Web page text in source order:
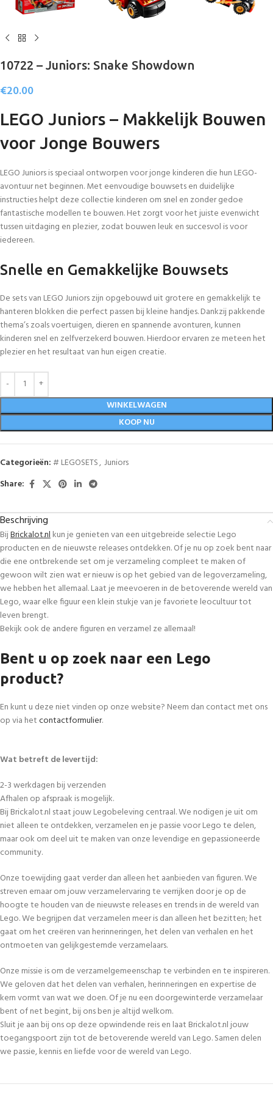
10722 – Juniors: Snake Showdown
€20.00
LEGO Juniors – Makkelijk Bouwen
voor Jonge Bouwers
LEGO Juniors is speciaal ontworpen voor jonge kinderen die hun LEGO-
avontuur net beginnen. Met eenvoudige bouwsets en duidelijke
instructies helpt deze collectie kinderen om snel en zonder gedoe
fantastische modellen te bouwen. Het zorgt voor het juiste evenwicht
tussen uitdaging en plezier, zodat bouwen leuk en succesvol is voor
iedereen.
Snelle en Gemakkelijke Bouwsets
De sets van LEGO Juniors zijn opgebouwd uit grotere en gemakkelijk te
hanteren blokken die perfect passen bij kleine handjes. Dankzij pakkende
thema’s zoals voertuigen, dieren en spannende avonturen, kunnen
kinderen snel en zelfverzekerd bouwen. Hierdoor ervaren ze meteen het
plezier en het resultaat van hun eigen creatie.
WINKELWAGEN
KOOP NU
Categorieën:# LEGOSETS, Juniors
Share:
Beschrijving
BijBrickalot.nlkun je genieten van een uitgebreide selectie Lego
producten en de nieuwste releases ontdekken. Of je nu op zoek bent naar
die ene ontbrekende set om je verzameling compleet te maken of
gewoon wilt zien wat er nieuw is op het gebied van de legoverzameling,
we hebben het allemaal. Laat je meevoeren in de betoverende wereld van
Lego, waar elke figuur een klein stukje van je favoriete leocultuur tot
leven brengt.
Bekijk ook de andere figuren en verzamel ze allemaal!
Bent u op zoek naar een Lego
product?
En kunt u deze niet vinden op onze website? Neem dan contact met ons
op via hetcontactformulier.
Wat betreft de levertijd:
2-3 werkdagen bij verzenden
Afhalen op afspraak is mogelijk.
Bij Brickalot.nl staat jouw Legobeleving centraal. We nodigen je uit om
niet alleen te ontdekken, verzamelen en je passie voor Lego te delen,
maar ook om deel uit te maken van onze levendige en gepassioneerde
community.
Onze toewijding gaat verder dan alleen het aanbieden van figuren. We
streven ernaar om jouw verzamelervaring te verrijken door je op de
hoogte te houden van de nieuwste releases en trends in de wereld van
Lego. We begrijpen dat verzamelen meer is dan alleen het bezitten; het
gaat om het creëren van herinneringen, het delen van verhalen en het
ontmoeten van gelijkgestemde verzamelaars.
Onze missie is om de verzamelgemeenschap te verbinden en te inspireren.
We geloven dat het delen van verhalen, herinneringen en expertise de
kern vormt van wat we doen. Of je nu een doorgewinterde verzamelaar
bent of net begint, bij ons ben je altijd welkom.
Sluit je aan bij ons op deze opwindende reis en laat Brickalot.nl jouw
toegangspoort zijn tot de betoverende wereld van Lego. Samen delen
we passie, kennis en liefde voor de wereld van Lego.